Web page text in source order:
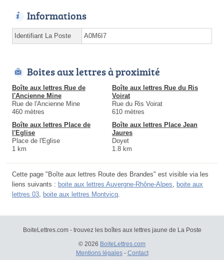
Informations
Identifiant La Poste A0M6I7
Boites aux lettres à proximité
Boîte aux lettres Rue de
l'Ancienne Mine
Rue de l'Ancienne Mine
460 mètres
Boîte aux lettres Rue du Ris
Voirat
Rue du Ris Voirat
610 mètres
Boîte aux lettres Place de
l'Eglise
Place de l'Eglise
1 km
Boîte aux lettres Place Jean
Jaures
Doyet
1.8 km
Cette page "Boîte aux lettres Route des Brandes" est visible via les
liens suivants : boite aux lettres Auvergne-Rhône-Alpes
boite aux
lettres 03 boite aux lettres Montvicq
BoiteLettres.com - trouvez les boîtes aux lettres jaune de La Poste
© 2026 BoiteLettres.com
Mentions légales- Contact